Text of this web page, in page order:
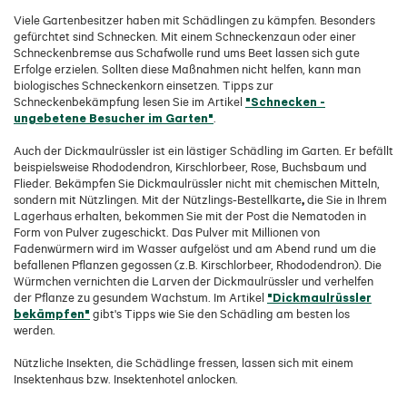
Viele Gartenbesitzer haben mit Schädlingen zu kämpfen. Besonders
gefürchtet sind Schnecken. Mit einem Schneckenzaun oder einer
Schneckenbremse aus Schafwolle rund ums Beet lassen sich gute
Erfolge erzielen. Sollten diese Maßnahmen nicht helfen, kann man
biologisches Schneckenkorn einsetzen. Tipps zur
Schneckenbekämpfung lesen Sie im Artikel "Schnecken -
ungebetene Besucher im Garten".
Auch der Dickmaulrüssler ist ein lästiger Schädling im Garten. Er befällt
beispielsweise Rhododendron, Kirschlorbeer, Rose, Buchsbaum und
Flieder. Bekämpfen Sie Dickmaulrüssler nicht mit chemischen Mitteln,
sondern mit Nützlingen. Mit der Nützlings-Bestellkarte,die Sie in Ihrem
Lagerhaus erhalten, bekommen Sie mit der Post die Nematoden in
Form von Pulver zugeschickt. Das Pulver mit Millionen von
Fadenwürmern wird im Wasser aufgelöst und am Abend rund um die
befallenen Pflanzen gegossen (z.B. Kirschlorbeer, Rhododendron). Die
Würmchen vernichten die Larven der Dickmaulrüssler und verhelfen
der Pflanze zu gesundem Wachstum. Im Artikel "Dickmaulrüssler
bekämpfen" gibt's Tipps wie Sie den Schädling am besten los
werden.
Nützliche Insekten, die Schädlinge fressen, lassen sich mit einem
Insektenhaus bzw. Insektenhotel anlocken.